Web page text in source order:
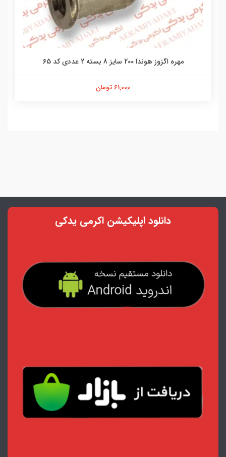
مهره اگزوز هوندا 200 سایز 8 بسته 2 عددی کد 65
61,000 تومان
دانلود اپلیکیشن اکرمی یدکی